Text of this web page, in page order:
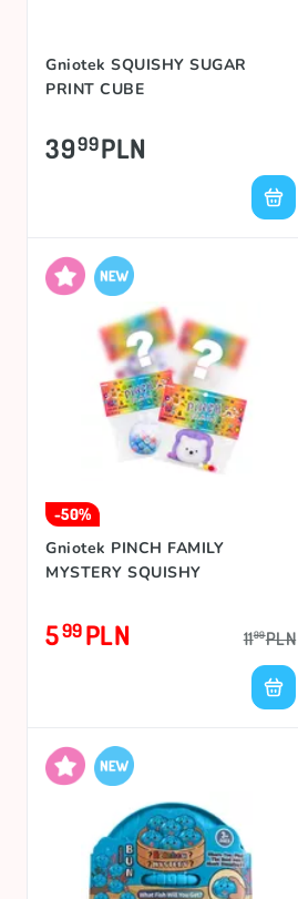
Gniotek SQUISHY SUGAR
PRINT CUBE
3999PLN
-50%
Gniotek PINCH FAMILY
MYSTERY SQUISHY
599PLN 1199PLN